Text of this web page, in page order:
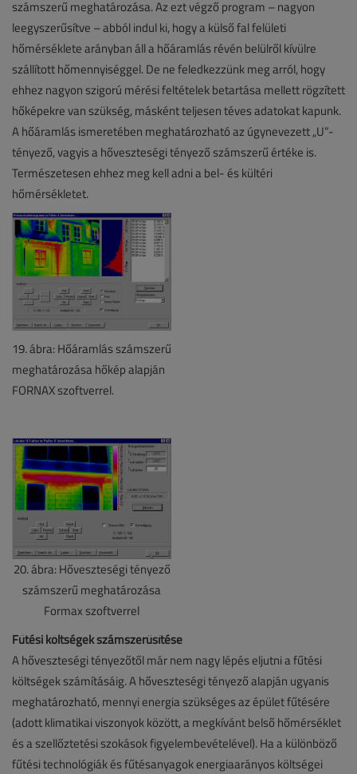
számszerű meghatározása. Az ezt végző program – nagyon
leegyszerűsítve – abból indul ki, hogy a külső fal felületi
hőmérséklete arányban áll a hőáramlás révén belülről kívülre
szállított hőmennyiséggel. De ne feledkezzünk meg arról, hogy
ehhez nagyon szigorú mérési feltételek betartása mellett rögzített
hőképekre van szükség, másként teljesen téves adatokat kapunk.
A hőáramlás ismeretében meghatározható az úgynevezett „U”-
tényező, vagyis a hőveszteségi tényező számszerű értéke is.
Természetesen ehhez meg kell adni a bel- és kültéri
hőmérsékletet.
19. ábra: Hőáramlás számszerű
meghatározása hőkép alapján
FORNAX szoftverrel.
20. ábra: Hőveszteségi tényező
számszerű meghatározása
Formax szoftverrel
Fűtési költségek számszerűsítése
A hőveszteségi tényezőtől már nem nagy lépés eljutni a fűtési
költségek számításáig. A hőveszteségi tényező alapján ugyanis
meghatározható, mennyi energia szükséges az épület fűtésére
(adott klimatikai viszonyok között, a megkívánt belső hőmérséklet
és a szellőztetési szokások figyelembevételével). Ha a különböző
fűtési technológiák és fűtésanyagok energiaarányos költségei